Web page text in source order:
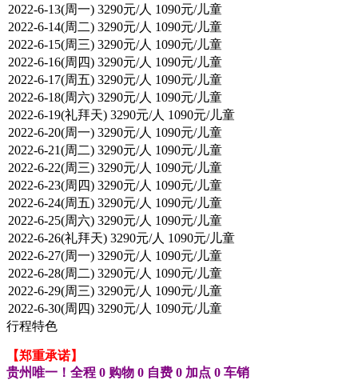
行程特色
【郑重承诺】
贵州唯一！全程 0 购物 0 自费 0 加点 0 车销